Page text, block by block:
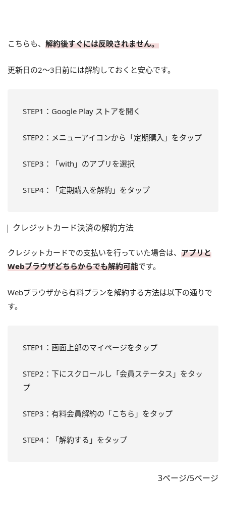
こちらも、 解約後すぐには反映されません。
更新日の2～3日前には解約しておくと安心です。
STEP1：Google Play ストアを開く
STEP2：メニューアイコンから「定期購入」をタップ
STEP3：「with」のアプリを選択
STEP4：「定期購入を解約」をタップ
クレジットカード決済の解約方法
クレジットカードでの支払いを行っていた場合は、 アプリと
Webブラウザどちらからでも解約可能です。
Webブラウザから有料プランを解約する方法は以下の通りで
す。
STEP1：画面上部のマイページをタップ
STEP2：下にスクロールし「会員ステータス」をタッ
プ
STEP3：有料会員解約の「こちら」をタップ
STEP4：「解約する」をタップ
3ページ/5ページ